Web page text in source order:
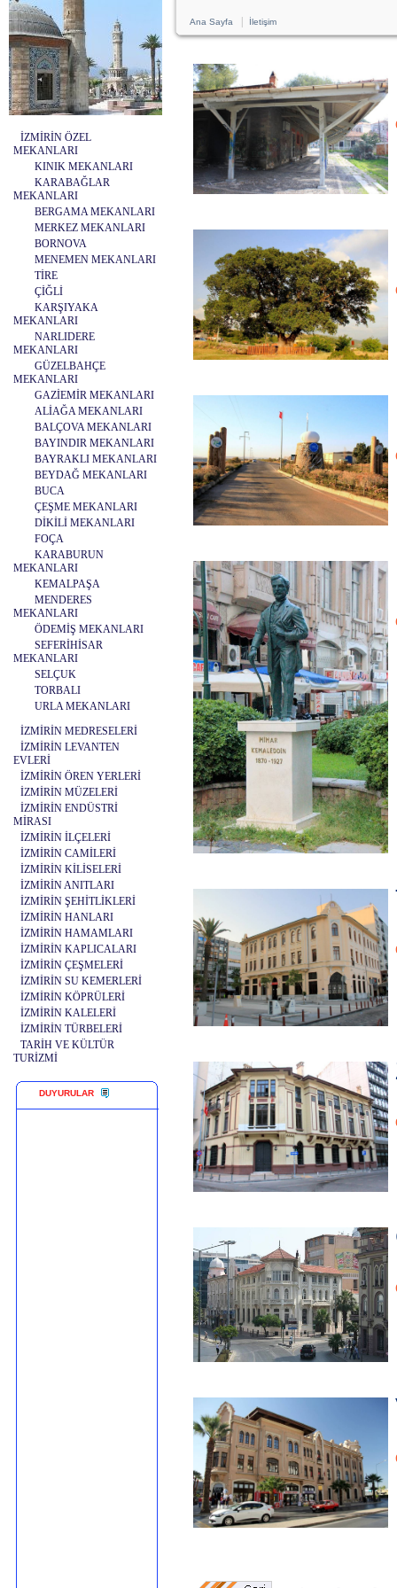
İZMİRİN ÖZEL
MEKANLARI
KINIK MEKANLARI
KARABAĞLAR
MEKANLARI
BERGAMA MEKANLARI
MERKEZ MEKANLARI
BORNOVA
MENEMEN MEKANLARI
TİRE
ÇİĞLİ
KARŞIYAKA
MEKANLARI
NARLIDERE
MEKANLARI
GÜZELBAHÇE
MEKANLARI
GAZİEMİR MEKANLARI
ALİAĞA MEKANLARI
BALÇOVA MEKANLARI
BAYINDIR MEKANLARI
BAYRAKLI MEKANLARI
BEYDAĞ MEKANLARI
BUCA
ÇEŞME MEKANLARI
DİKİLİ MEKANLARI
FOÇA
KARABURUN
MEKANLARI
KEMALPAŞA
MENDERES
MEKANLARI
ÖDEMİŞ MEKANLARI
SEFERİHİSAR
MEKANLARI
SELÇUK
TORBALI
URLA MEKANLARI
İZMİRİN MEDRESELERİ
İZMİRİN LEVANTEN
EVLERİ
İZMİRİN ÖREN YERLERİ
İZMİRİN MÜZELERİ
İZMİRİN ENDÜSTRİ
MİRASI
İZMİRİN İLÇELERİ
İZMİRİN CAMİLERİ
İZMİRİN KİLİSELERİ
İZMİRİN ANITLARI
İZMİRİN ŞEHİTLİKLERİ
İZMİRİN HANLARI
İZMİRİN HAMAMLARI
İZMİRİN KAPLICALARI
İZMİRİN ÇEŞMELERİ
İZMİRİN SU KEMERLERİ
İZMİRİN KÖPRÜLERİ
İZMİRİN KALELERİ
İZMİRİN TÜRBELERİ
TARİH VE KÜLTÜR
TURİZMİ
DUYURULAR
Ana Sayfa İletişim